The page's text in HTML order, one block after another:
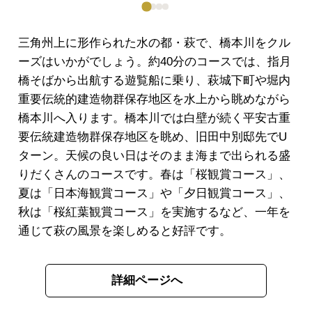
三角州上に形作られた水の都・萩で、橋本川をクル
ーズはいかがでしょう。約40分のコースでは、指月
橋そばから出航する遊覧船に乗り、萩城下町や堀内
重要伝統的建造物群保存地区を水上から眺めながら
橋本川へ入ります。橋本川では白壁が続く平安古重
要伝統建造物群保存地区を眺め、旧田中別邸先でU
ターン。天候の良い日はそのまま海まで出られる盛
りだくさんのコースです。春は「桜観賞コース」、
夏は「日本海観賞コース」や「夕日観賞コース」、
秋は「桜紅葉観賞コース」を実施するなど、一年を
通じて萩の風景を楽しめると好評です。
詳細ページへ